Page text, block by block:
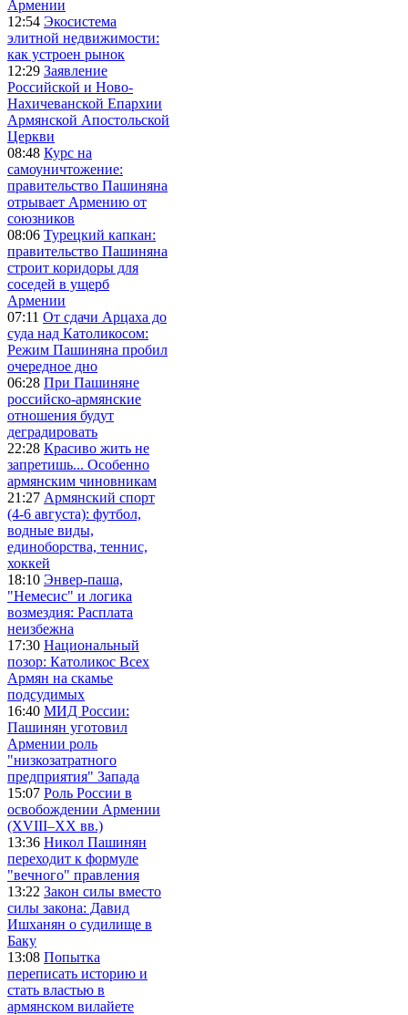
Армении
12:54 Экосистема
элитной недвижимости:
как устроен рынок
12:29 Заявление
Российской и Ново-
Нахичеванской Епархии
Армянской Апостольской
Церкви
08:48 Курс на
самоуничтожение:
правительство Пашиняна
отрывает Армению от
союзников
08:06 Турецкий капкан:
правительство Пашиняна
строит коридоры для
соседей в ущерб
Армении
07:11 От сдачи Арцаха до
суда над Католикосом:
Режим Пашиняна пробил
очередное дно
06:28 При Пашиняне
российско-армянские
отношения будут
деградировать
22:28 Красиво жить не
запретишь... Особенно
армянским чиновникам
21:27 Армянский спорт
(4-6 августа): футбол,
водные виды,
единоборства, теннис,
хоккей
18:10 Энвер-паша,
"Немесис" и логика
возмездия: Расплата
неизбежна
17:30 Национальный
позор: Католикос Всех
Армян на скамье
подсудимых
16:40 МИД России:
Пашинян уготовил
Армении роль
"низкозатратного
предприятия" Запада
15:07 Роль России в
освобождении Армении
(XVIII–XX вв.)
13:36 Никол Пашинян
переходит к формуле
"вечного" правления
13:22 Закон силы вместо
силы закона: Давид
Ишханян о судилище в
Баку
13:08 Попытка
переписать историю и
стать властью в
армянском вилайете